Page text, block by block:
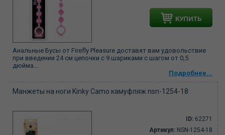
КУПИТЬ
Анальные Бусы от Firefly Pleasure доставят вам удовольствие
при введении 24 см цепочки с 9 шариками с шагом от 0,5
дюйма...
Подробнее...
Манжеты на ноги Kinky Camo камуфляж nsn-1254-18
ID: 62271
Артикул: NSN-1254-18